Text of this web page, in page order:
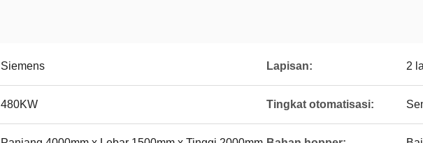
Siemens Lapisan: 2
480KW Tingkat otomatisasi: